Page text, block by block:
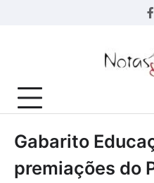
Gabarito
premiações do